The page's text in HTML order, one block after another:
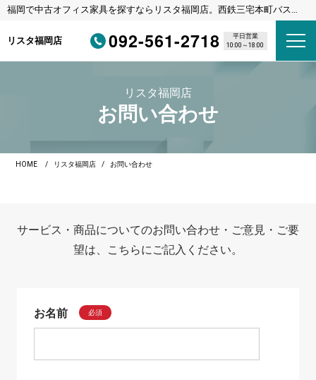
福岡で中古オフィス家具を探すならリスタ福岡店。西鉄三宅本町バス停
リスタ福岡店
092-561-2718
平日営業
10:00～18:00
リスタ福岡店
お問い合わせ
HOME リスタ福岡店 お問い合わせ
サービス・商品についてのお問い合わせ・ご意見・ご要
望は、こちらにご記入ください。
お名前 必須